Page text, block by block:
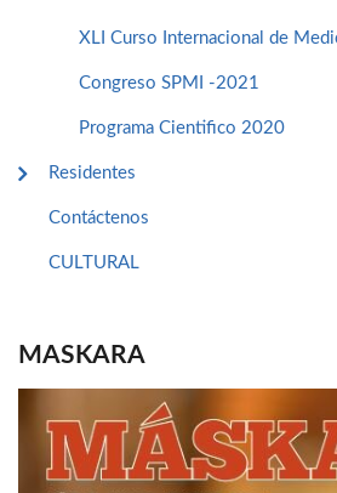
XLI Curso Internacional de
Congreso SPMI -2021
Programa Cientifico 2020
Residentes
Contáctenos
CULTURAL
MASKARA